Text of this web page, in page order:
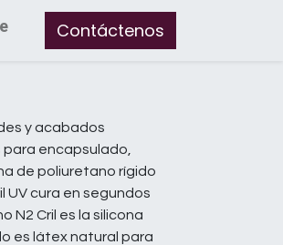
Contáctenos
y acabados
encapsulado,
de poliuretano rígido
UV cura en segundos
N2 Cril es la silicona
es látex natural para